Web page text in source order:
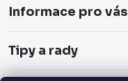
Informace pro vás
Tipy a rady